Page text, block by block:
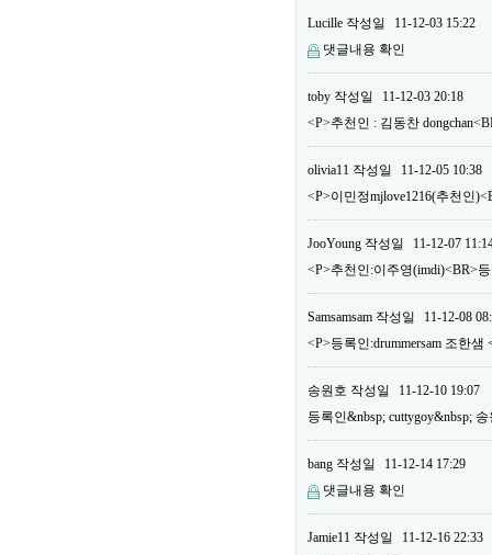
Lucille 작성일
11-12-03 15:22
댓글내용 확인
toby 작성일
11-12-03 20:18
<P>추천인 : 김동찬
olivia11 작성일
11-12-05 10:38
<P>이민정mjlove1216(추천인
JooYoung 작성일
11-12-07
<P>추천인:이주영(imdi)<BR>
Samsamsam 작성일
11-12-08
<P>등록인:drummersam 조한
송원호 작성일
11-12-10 19:07
등록인&nbsp; cuttygoy&nbsp;
bang 작성일
11-12-14 17:29
댓글내용 확인
Jamie11 작성일
11-12-16 22:33